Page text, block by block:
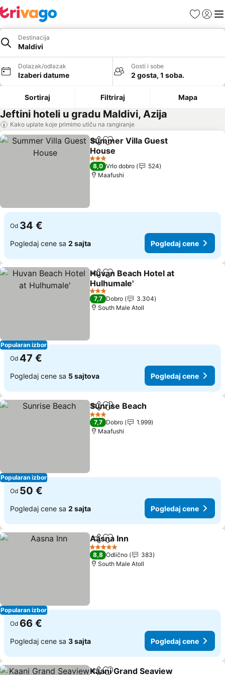
FavoritiPrijavi
Destinacija
Maldivi
Dolazak/odlazak
Izaberi datume
Gosti i sobe
2 gosta, 1 soba.
Sortiraj Filtriraj Mapa
Jeftini hoteli u gradu Maldivi, Azija
Kako uplate koje primimo utiču na rangiranje
Deli Dodati u favorite
Summer Villa Guest
House
Pogledaj cene
3 Zvezdice
8,0 Vrlo dobro
524
Maafushi
Od 34 €
Pogledaj cene sa 2 sajta Pogledaj cene
Popularan izbor
Deli Dodati u favorite
Huvan Beach Hotel at
Hulhumale'
Pogledaj cene
3 Zvezdice
7,7 Dobro
3.304
South Male Atoll
Od 47 €
Pogledaj cene sa 5 sajtova Pogledaj cene
Popularan izbor
Deli Dodati u favorite
Sunrise Beach
3 Zvezdice
7,7 Dobro
1.999
Maafushi
Od 50 €
Pogledaj cene sa 2 sajta Pogledaj cene
Popularan izbor
Deli Dodati u favorite
Aasna Inn
5 Zvezdice
8,8 Odlično
383
South Male Atoll
Od 66 €
Pogledaj cene sa 3 sajta Pogledaj cene
Kaani Grand Seaview